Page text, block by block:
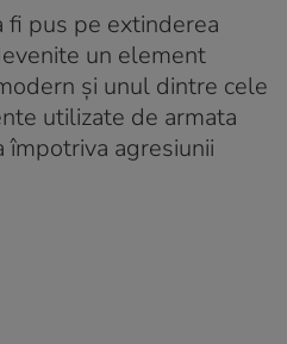
fi pus pe extinderea
un element
și unul dintre cele
utilizate de armata
împotriva agresiunii